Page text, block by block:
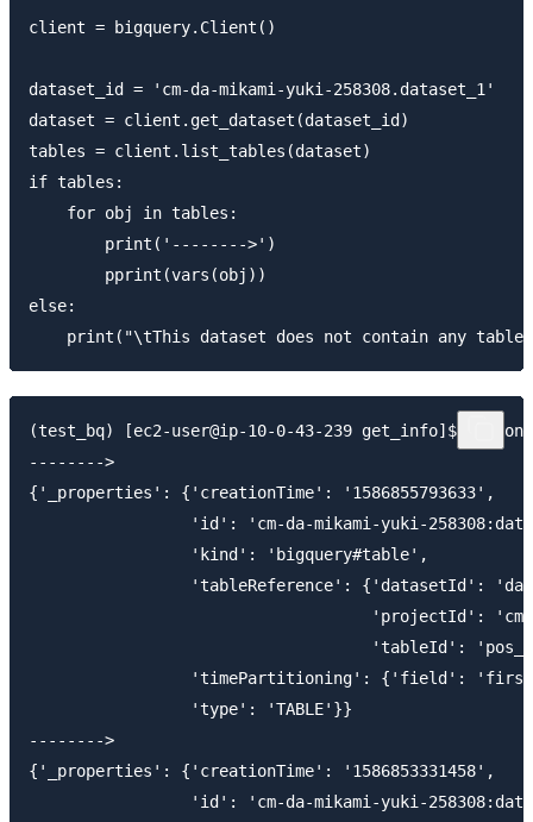
client = bigquery.Client()
dataset_id = 'cm-da-mikami-yuki-258308.dataset_1'
dataset = client.get_dataset(dataset_id)
tables = client.list_tables(dataset)
if tables:
    for obj in tables:
        print('-------->')
        pprint(vars(obj))
else:
(test_bq) [ec2-user@ip-10-0-43-239 get_info]$
-------->
{'_properties': {'creationTime': '1586855793633',
'id': 'cm-da-mikami-yuki-
                 'kind': 'bigquery#table',
'tableReference': {'datasetId':
'projectId':
'tableId':
'timePartitioning': {'field':
                 'type': 'TABLE'}}
-------->
{'_properties': {'creationTime': '1586853331458',
'id': 'cm-da-mikami-yuki-